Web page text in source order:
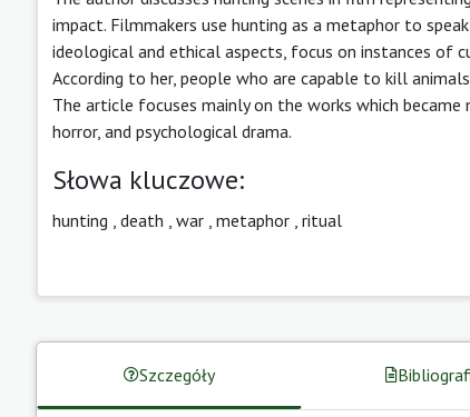
impact. Filmmakers use hunting as a metaphor to
ideological and ethical aspects, focus on instances of
According to her, people who are capable to kill
The article focuses mainly on the works which
horror, and psychological drama.
Słowa kluczowe:
hunting death war metaphor ritual
Szczegóły